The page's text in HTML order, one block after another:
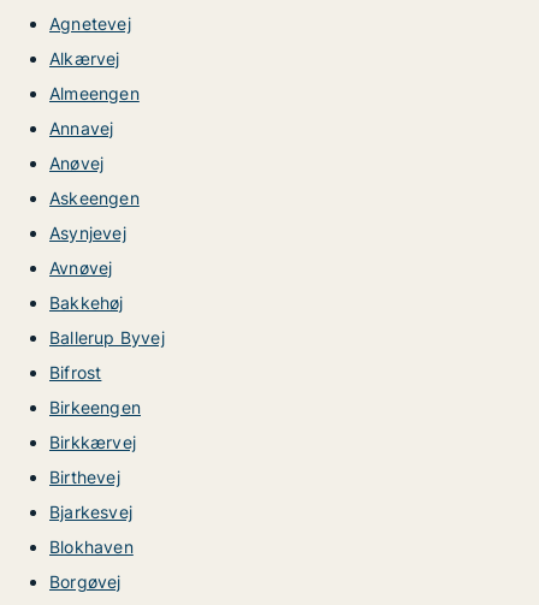
Agnetevej
Alkærvej
Almeengen
Annavej
Anøvej
Askeengen
Asynjevej
Avnøvej
Bakkehøj
Ballerup Byvej
Bifrost
Birkeengen
Birkkærvej
Birthevej
Bjarkesvej
Blokhaven
Borgøvej